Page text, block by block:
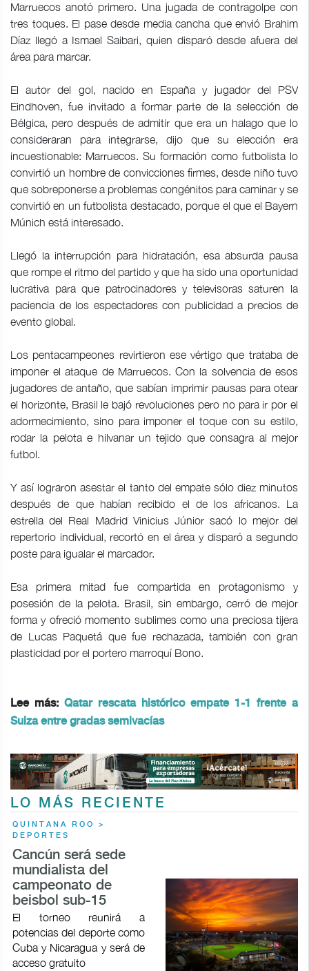
Marruecos anotó primero. Una jugada de contragolpe con
tres toques. El pase desde media cancha que envió Brahim
Díaz llegó a Ismael Saibari, quien disparó desde afuera del
área para marcar.
El autor del gol, nacido en España y jugador del PSV
Eindhoven, fue invitado a formar parte de la selección de
Bélgica, pero después de admitir que era un halago que lo
consideraran para integrarse, dijo que su elección era
incuestionable: Marruecos. Su formación como futbolista lo
convirtió un hombre de convicciones firmes, desde niño tuvo
que sobreponerse a problemas congénitos para caminar y se
convirtió en un futbolista destacado, porque el que el Bayern
Múnich está interesado.
Llegó la interrupción para hidratación, esa absurda pausa
que rompe el ritmo del partido y que ha sido una oportunidad
lucrativa para que patrocinadores y televisoras saturen la
paciencia de los espectadores con publicidad a precios de
evento global.
Los pentacampeones revirtieron ese vértigo que trataba de
imponer el ataque de Marruecos. Con la solvencia de esos
jugadores de antaño, que sabían imprimir pausas para otear
el horizonte, Brasil le bajó revoluciones pero no para ir por el
adormecimiento, sino para imponer el toque con su estilo,
rodar la pelota e hilvanar un tejido que consagra al mejor
futbol.
Y así lograron asestar el tanto del empate sólo diez minutos
después de que habían recibido el de los africanos. La
estrella del Real Madrid Vinicius Júnior sacó lo mejor del
repertorio individual, recortó en el área y disparó a segundo
poste para igualar el marcador.
Esa primera mitad fue compartida en protagonismo y
posesión de la pelota. Brasil, sin embargo, cerró de mejor
forma y ofreció momento sublimes como una preciosa tijera
de Lucas Paquetá que fue rechazada, también con gran
plasticidad por el portero marroquí Bono.
Lee más: Qatar rescata histórico empate 1-1 frente a
Suiza entre gradas semivacías
LO MÁS RECIENTE
QUINTANA ROO >
DEPORTES
Cancún será sede
mundialista del
campeonato de
beisbol sub-15
El torneo reunirá a
potencias del deporte como
Cuba y Nicaragua y será de
acceso gratuito